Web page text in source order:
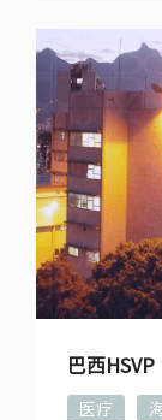
巴西HSVP
医疗